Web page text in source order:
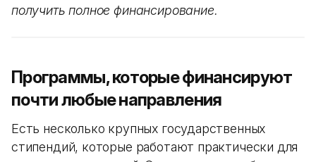
получить полное финансирование.
Программы, которые финансируют
почти любые направления
Есть несколько крупных государственных
стипендий, которые работают практически для